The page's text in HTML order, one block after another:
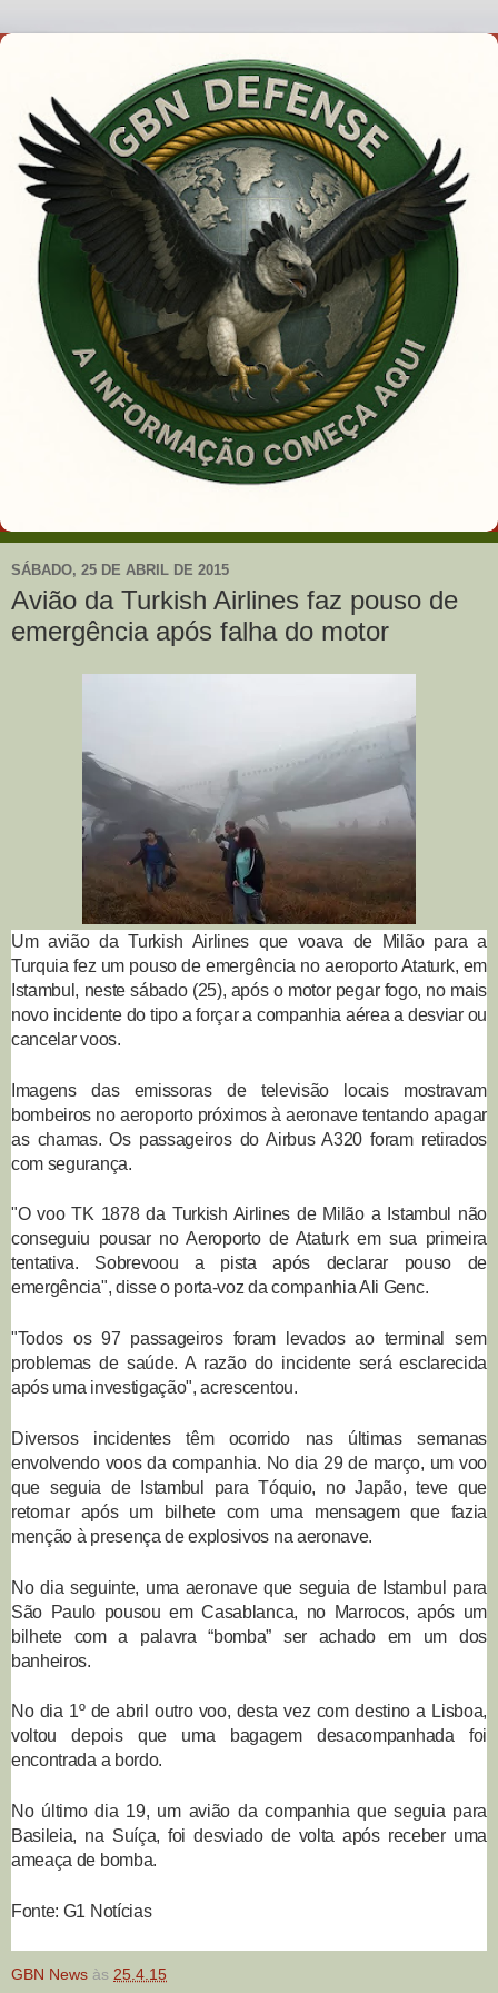
SÁBADO, 25 DE ABRIL DE 2015
Avião da Turkish Airlines faz pouso de
emergência após falha do motor
Um avião da Turkish Airlines que voava de Milão para a
Turquia fez um pouso de emergência no aeroporto Ataturk, em
Istambul, neste sábado (25), após o motor pegar fogo, no mais
novo incidente do tipo a forçar a companhia aérea a desviar ou
cancelar voos.
Imagens das emissoras de televisão locais mostravam
bombeiros no aeroporto próximos à aeronave tentando apagar
as chamas. Os passageiros do Airbus A320 foram retirados
com segurança.
"O voo TK 1878 da Turkish Airlines de Milão a Istambul não
conseguiu pousar no Aeroporto de Ataturk em sua primeira
tentativa. Sobrevoou a pista após declarar pouso de
emergência", disse o porta-voz da companhia Ali Genc.
"Todos os 97 passageiros foram levados ao terminal sem
problemas de saúde. A razão do incidente será esclarecida
após uma investigação", acrescentou.
Diversos incidentes têm ocorrido nas últimas semanas
envolvendo voos da companhia. No dia 29 de março, um voo
que seguia de Istambul para Tóquio, no Japão, teve que
retornar após um bilhete com uma mensagem que fazia
menção à presença de explosivos na aeronave.
No dia seguinte, uma aeronave que seguia de Istambul para
São Paulo pousou em Casablanca, no Marrocos, após um
bilhete com a palavra “bomba” ser achado em um dos
banheiros.
No dia 1º de abril outro voo, desta vez com destino a Lisboa,
voltou depois que uma bagagem desacompanhada foi
encontrada a bordo.
No último dia 19, um avião da companhia que seguia para
Basileia, na Suíça, foi desviado de volta após receber uma
ameaça de bomba.
Fonte: G1 Notícias
GBN News às 25.4.15